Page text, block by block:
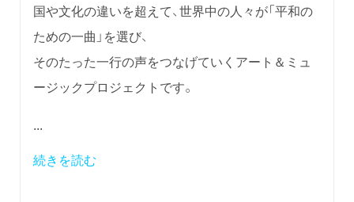
国や文化の違いを超えて、世界中の人々が「平和の
ための一曲」を選び、
そのたった一行の声をつなげていくアート＆ミュ
ージックプロジェクトです。
...
続きを読む